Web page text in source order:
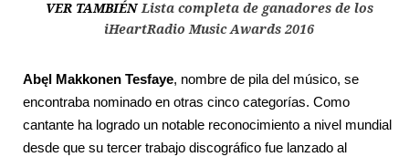
VER TAMBIÉN Lista completa de ganadores de los
iHeartRadio Music Awards 2016
Abęl Makkonen Tesfaye, nombre de pila del músico, se
encontraba nominado en otras cinco categorías. Como
cantante ha logrado un notable reconocimiento a nivel mundial
desde que su tercer trabajo discográfico fue lanzado al